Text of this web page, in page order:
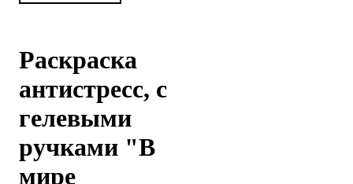
Раскраска
антистресс, с
гелевыми
ручками "В
мире